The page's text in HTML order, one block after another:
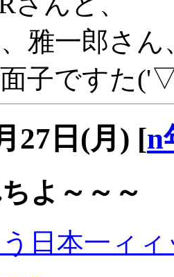
雅一郎さ
子ですた
27日(月) [n
よ～～～
日本一ィ